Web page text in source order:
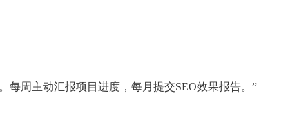
每周主动汇报项目进度，每月提交SEO效果报告。”